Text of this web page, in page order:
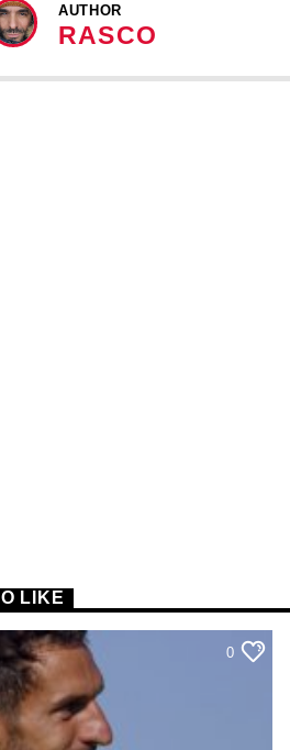
AUTHOR
RASCO
LIKE
0